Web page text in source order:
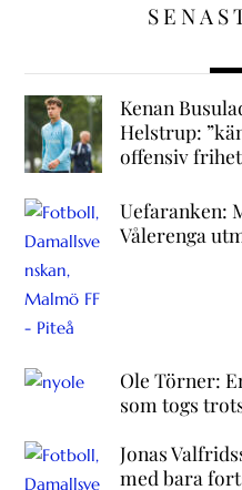
Kenan
Helstrup:
offensiv
Uefaranken:
Vålerenga
Ole Törner:
som togs
Jonas
med bara